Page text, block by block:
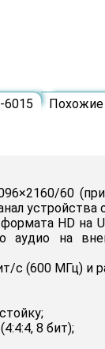
Похожие
60
HD на
аудио на
с (600 МГц) и
8 бит);